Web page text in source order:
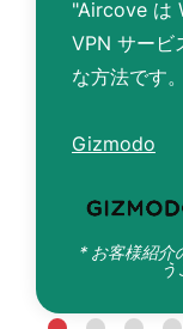
"Aircove は
VPN サービ
な方法です
Gizmodo
* お客様紹介